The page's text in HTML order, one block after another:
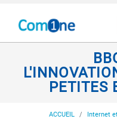
PETITES
ACCUEIL Internet